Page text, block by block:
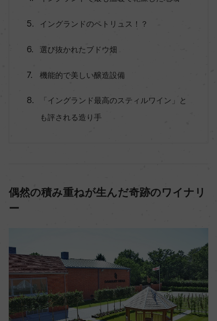
イングランドのペトリュス！？
選び抜かれたブドウ畑
機能的で美しい醸造設備
「イングランド最高のスティルワイン」と
も評される造り手
偶然の積み重ねが生んだ奇跡のワイナリ
ー